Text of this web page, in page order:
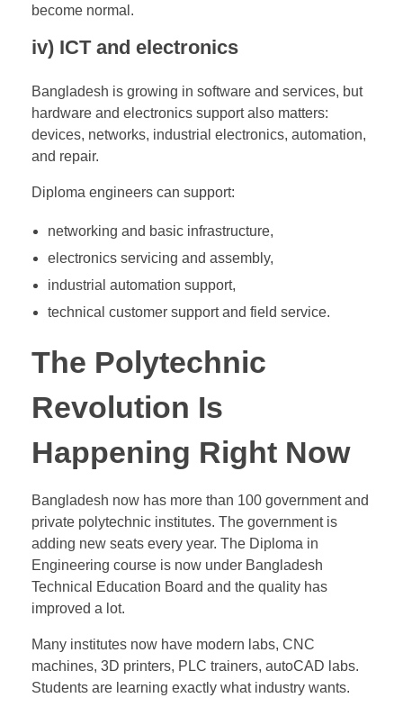
become normal.
iv) ICT and electronics
Bangladesh is growing in software and services, but
hardware and electronics support also matters:
devices, networks, industrial electronics, automation,
and repair.
Diploma engineers can support:
networking and basic infrastructure,
electronics servicing and assembly,
industrial automation support,
technical customer support and field service.
The Polytechnic
Revolution Is
Happening Right Now
Bangladesh now has more than 100 government and
private polytechnic institutes. The government is
adding new seats every year. The Diploma in
Engineering course is now under Bangladesh
Technical Education Board and the quality has
improved a lot.
Many institutes now have modern labs, CNC
machines, 3D printers, PLC trainers, autoCAD labs.
Students are learning exactly what industry wants.